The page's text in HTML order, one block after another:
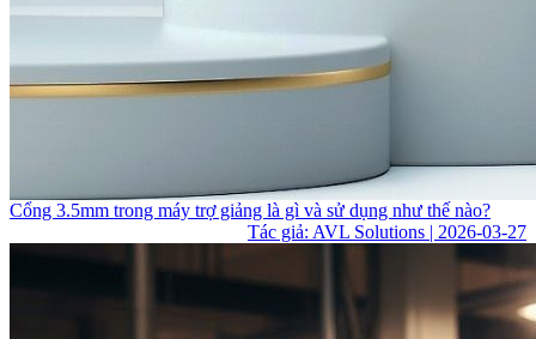
Cổng 3.5mm trong máy trợ giảng là gì và sử dụng như thế nào?
Tác giả: AVL Solutions | 2026-03-27